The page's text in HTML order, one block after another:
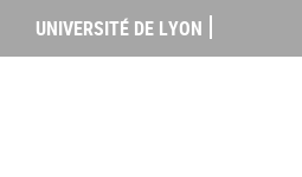
UNIVERSITÉ DE LYON